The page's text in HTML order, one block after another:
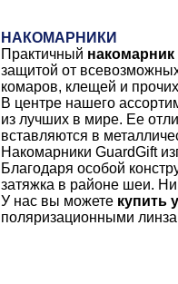
НАКОМАРНИКИ
Практичный накомарник
защитой от
комаров, клещей и
В центре нашего
из лучших в мире. Ее
вставляются в
Накомарники GuardGift
Благодаря особой
затяжка в районе шеи.
У нас вы можете купить у
поляризационными